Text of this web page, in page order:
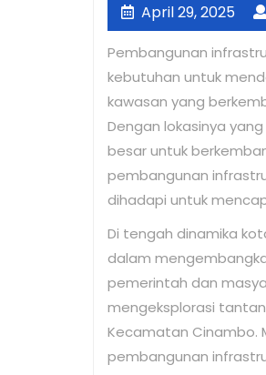
April 29, 2025April
29,
Pembangunan
kebutuhan untuk
kawasan yang
Dengan lokasinya
besar untuk
pembangunan
dihadapi untuk
Di tengah dinamika
dalam
pemerintah dan
mengeksplorasi
Kecamatan Cinambo.
pembangunan